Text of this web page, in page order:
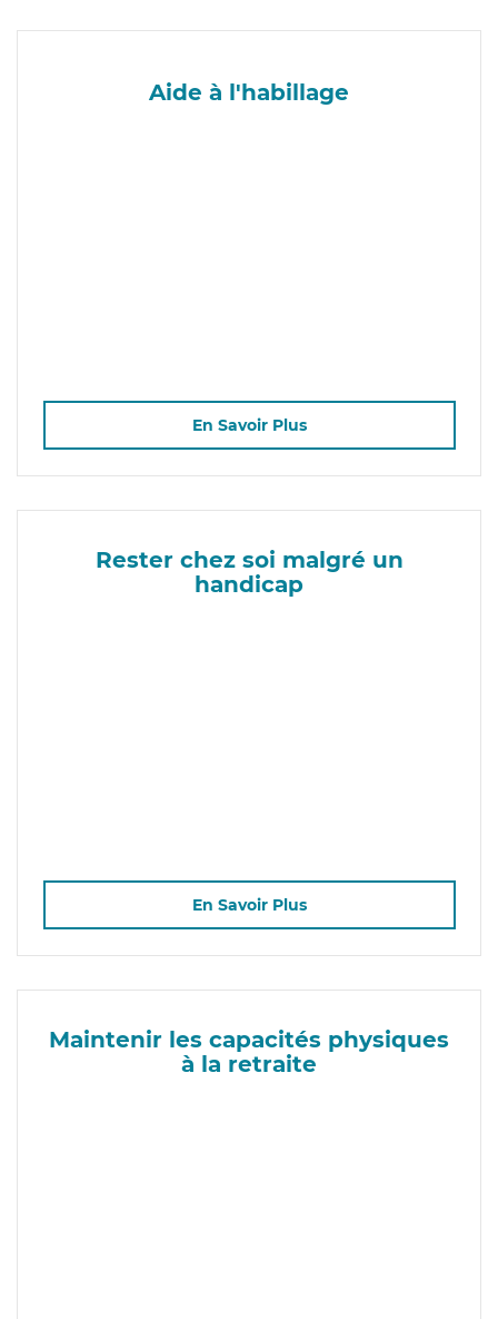
Aide à l'habillage
En Savoir Plus
Rester chez soi malgré un
handicap
En Savoir Plus
Maintenir les capacités physiques
à la retraite